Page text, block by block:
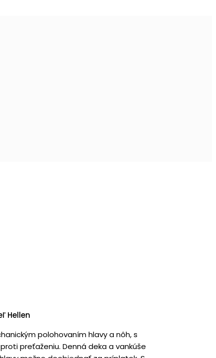
Hellen
polohovaním hlavy a nôh, s
preťaženiu. Denná deka a vankúše